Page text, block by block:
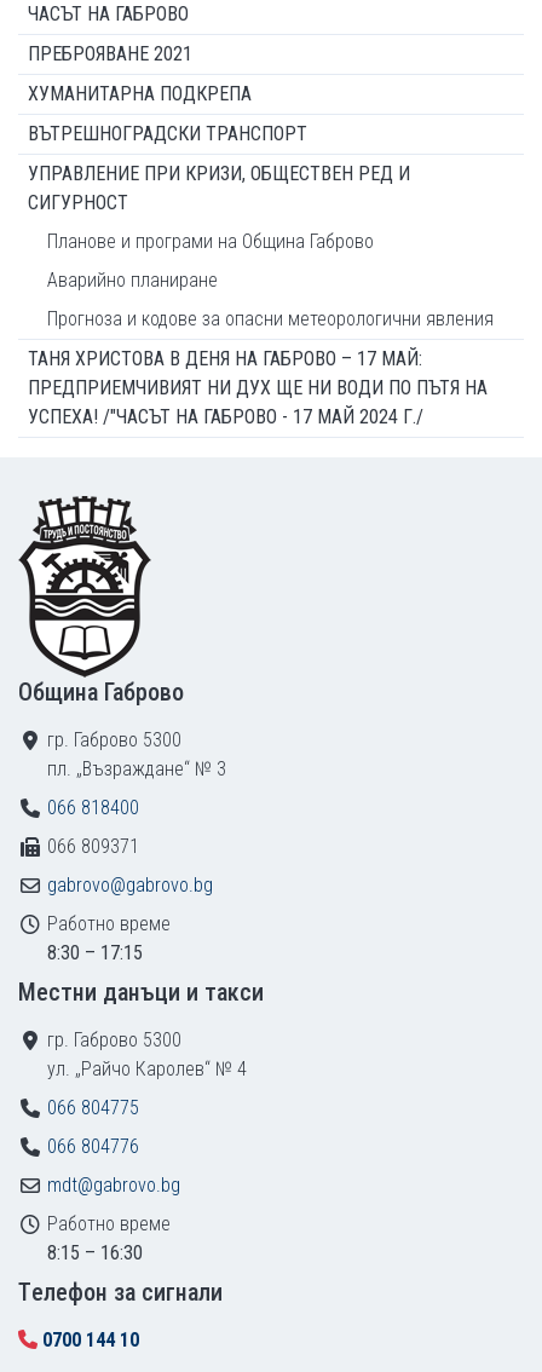
ЧАСЪТ НА ГАБРОВО
ПРЕБРОЯВАНЕ 2021
ХУМАНИТАРНА ПОДКРЕПА
ВЪТРЕШНОГРАДСКИ ТРАНСПОРТ
УПРАВЛЕНИЕ ПРИ КРИЗИ, ОБЩЕСТВЕН РЕД И
СИГУРНОСТ
Планове и програми на Община Габрово
Аварийно планиране
Прогноза и кодове за опасни метеорологични явления
ТАНЯ ХРИСТОВА В ДЕНЯ НА ГАБРОВО – 17 МАЙ:
ПРЕДПРИЕМЧИВИЯТ НИ ДУХ ЩЕ НИ ВОДИ ПО ПЪТЯ НА
УСПЕХА! /"ЧАСЪТ НА ГАБРОВО - 17 МАЙ 2024 Г./
Footer
Община Габрово
гр. Габрово 5300
пл. „Възраждане“ № 3
066 818400
066 809371
gabrovo@gabrovo.bg
Работно време
8:30 – 17:15
Местни данъци и такси
гр. Габрово 5300
ул. „Райчо Каролев“ № 4
066 804775
066 804776
mdt@gabrovo.bg
Работно време
8:15 – 16:30
Tелефон за сигнали
0700 144 10